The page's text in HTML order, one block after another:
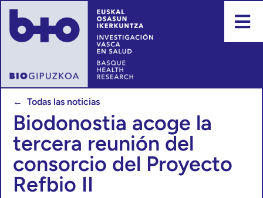
← Todas las noticias
Biodonostia acoge la
tercera reunión del
consorcio del Proyecto
Refbio II